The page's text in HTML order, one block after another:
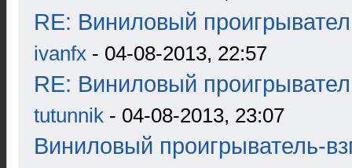
RE: Виниловый
ivanfx - 04-08-2013, 22:57
RE: Виниловый
tutunnik - 04-08-2013, 23:07
Виниловый проигрыватель-